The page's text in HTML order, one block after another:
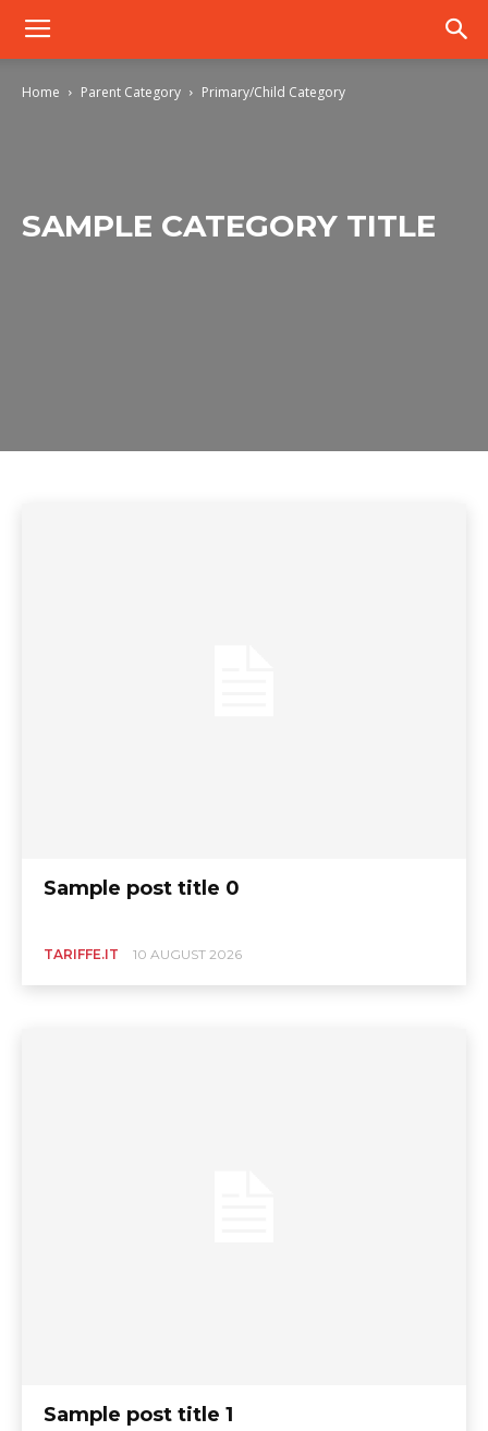
Home Parent Category Primary/Child Category
SAMPLE CATEGORY TITLE
Sample post title 0
TARIFFE.IT 10 AUGUST 2026
Sample post title 1